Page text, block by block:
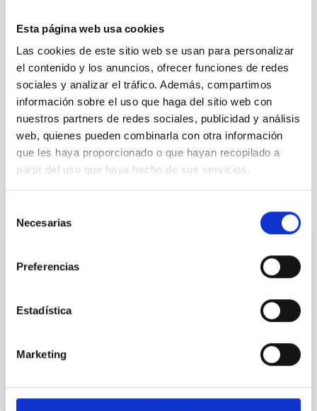
Esta página web usa cookies
Las cookies de este sitio web se usan para personalizar
el contenido y los anuncios, ofrecer funciones de redes
sociales y analizar el tráfico. Además, compartimos
información sobre el uso que haga del sitio web con
nuestros partners de redes sociales, publicidad y análisis
web, quienes pueden combinarla con otra información
que les haya proporcionado o que hayan recopilado a
partir del uso que haya hecho de sus servicios.
Necesarias
Preferencias
Estadística
Marketing
Te puede interesar
CONTRATO INDEFINIDO
Mecánica- GTCAO.PS-2026-057
contrato laboral de duración indefinida (Artículo 23bis
de la Ley 14/2011, de 1 de junio, de la Ciencia, la
sistema general de acceso libre y que tendrá, entre